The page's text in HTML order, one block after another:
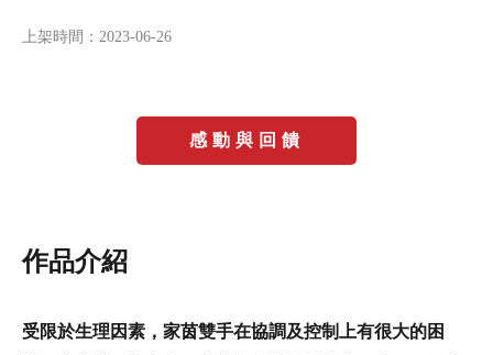
上架時間： 2023-06-26
感動與回饋
作品介紹
受限於生理因素，家茵雙手在協調及控制上有很大的困